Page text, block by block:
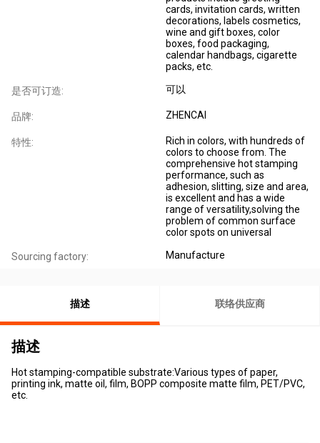
cards, invitation cards, written
decorations, labels cosmetics,
wine and gift boxes, color
boxes, food packaging,
calendar handbags, cigarette
packs, etc.
是否可订造: 可以
品牌: ZHENCAI
特性:
Rich in colors, with hundreds of
colors to choose from. The
comprehensive hot stamping
performance, such as
adhesion, slitting, size and area,
is excellent and has a wide
range of versatility,solving the
problem of common surface
color spots on universal
Sourcing factory: Manufacture
描述 联络供应商
描述
Hot stamping-compatible substrate:Various types of paper,
printing ink, matte oil, film, BOPP composite matte film, PET/PVC,
etc.